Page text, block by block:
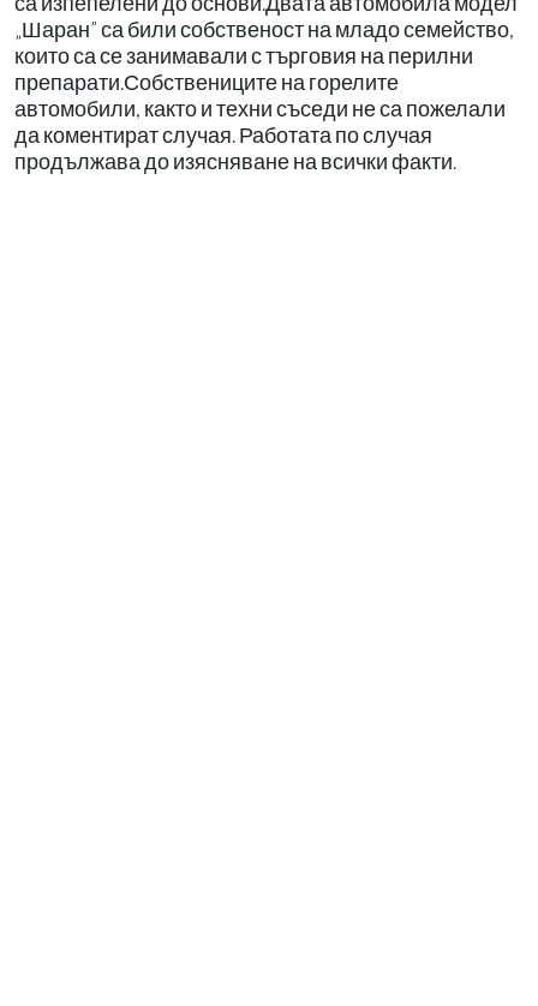
„Шаран” са били собственост на младо семейство,
които са се занимавали с търговия на перилни
препарати.Собствениците на горелите
автомобили, както и техни съседи не са пожелали
да коментират случая. Работата по случая
продължава до изясняване на всички факти.